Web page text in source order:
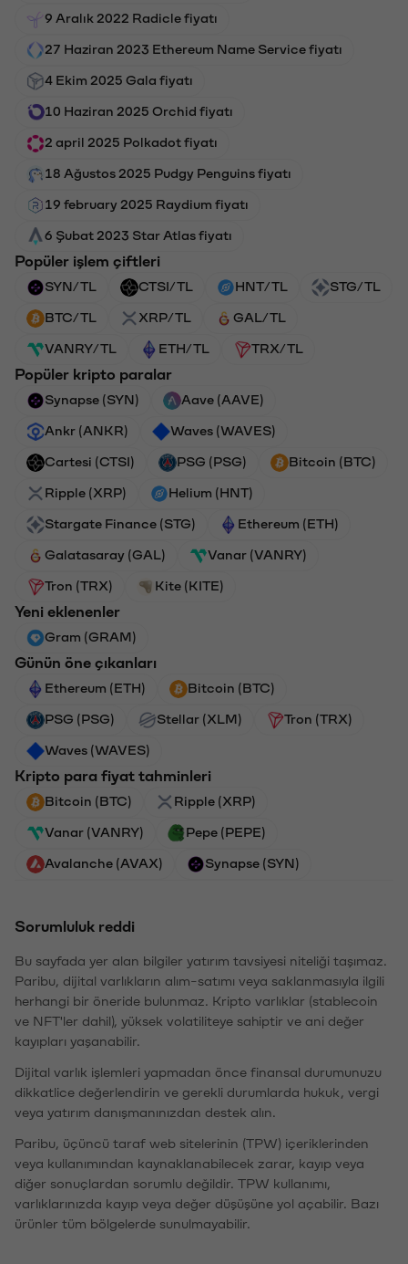
9 Aralık 2022 Radicle fiyatı
27 Haziran 2023 Ethereum Name Service fiyatı
4 Ekim 2025 Gala fiyatı
10 Haziran 2025 Orchid fiyatı
2 april 2025 Polkadot fiyatı
18 Ağustos 2025 Pudgy Penguins fiyatı
19 february 2025 Raydium fiyatı
6 Şubat 2023 Star Atlas fiyatı
Popüler işlem çiftleri
SYN/TL CTSI/TL HNT/TL STG/TL
BTC/TL XRP/TL GAL/TL
VANRY/TL ETH/TL TRX/TL
Popüler kripto paralar
Synapse (SYN) Aave (AAVE)
Ankr (ANKR) Waves (WAVES)
Cartesi (CTSI) PSG (PSG) Bitcoin (BTC)
Ripple (XRP) Helium (HNT)
Stargate Finance (STG) Ethereum (ETH)
Galatasaray (GAL) Vanar (VANRY)
Tron (TRX) Kite (KITE)
Yeni eklenenler
Gram (GRAM)
Günün öne çıkanları
Ethereum (ETH) Bitcoin (BTC)
PSG (PSG) Stellar (XLM) Tron (TRX)
Waves (WAVES)
Kripto para fiyat tahminleri
Bitcoin (BTC) Ripple (XRP)
Vanar (VANRY) Pepe (PEPE)
Avalanche (AVAX) Synapse (SYN)
Sorumluluk reddi
Bu sayfada yer alan bilgiler yatırım tavsiyesi niteliği taşımaz.
Paribu, dijital varlıkların alım-satımı veya saklanmasıyla ilgili
herhangi bir öneride bulunmaz. Kripto varlıklar (stablecoin
ve NFT'ler dahil), yüksek volatiliteye sahiptir ve ani değer
kayıpları yaşanabilir.
Dijital varlık işlemleri yapmadan önce finansal durumunuzu
dikkatlice değerlendirin ve gerekli durumlarda hukuk, vergi
veya yatırım danışmanınızdan destek alın.
Paribu, üçüncü taraf web sitelerinin (TPW) içeriklerinden
veya kullanımından kaynaklanabilecek zarar, kayıp veya
diğer sonuçlardan sorumlu değildir. TPW kullanımı,
varlıklarınızda kayıp veya değer düşüşüne yol açabilir. Bazı
ürünler tüm bölgelerde sunulmayabilir.